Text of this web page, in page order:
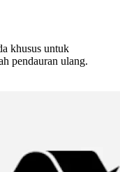
khusus untuk
pendauran ulang.